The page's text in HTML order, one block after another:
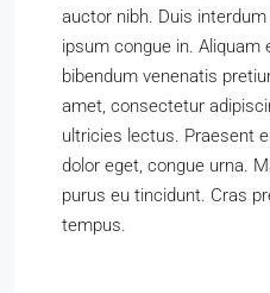
auctor nibh. Duis
ipsum congue in. Aliquam
bibendum venenatis
amet, consectetur
ultricies lectus. Praesent
dolor eget, congue urna.
purus eu tincidunt. Cras
tempus.